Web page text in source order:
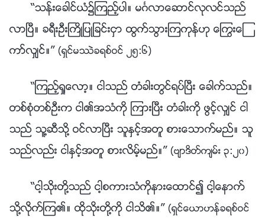
“သန္းေခါင္ယံ၌ၾကည့္ပါ။ မဂၤလာေဆာင္လုလင္သည္
လာၿပီ။ ခရီးဦးႀကိဳျပဳျခင္းငွာ ထြက္သြားၾကကုန္ဟု ေႂကြးေၾ
ကာ္လွ်င္။” (ရွင္မႆဲခရစ္ဝင္ ၂၅:၆)
“ၾကည့္ရႈေလာ့။ ငါသည္ တံခါးတြင္ရပ္ၿပီး ေခါက္သည္။
တစ္စုံတစ္ဦးက ငါ၏အသံကို ၾကားၿပီး တံခါးကို ဖြင့္လွ်င္ ငါ
သည္ သူ႔ဆီသို႔ ဝင္လာၿပီး သူႏွင့္အတူ စားေသာက္မည္။ သူ
သည္လည္း ငါႏွင့္အတူ စားလိမ့္မည္။” (ဗ်ာဒိတ္က်မ္း ၃:၂၀)
“ငါ့သိုးတို႔သည္ ငါ့စကားသံကိုနားေထာင္၍ ငါ့ေနာက္
သို႔လိုက္ၾက၏။ ထိုသိုးတို႔ကို ငါသိ၏။” (ရွင္ေယာဟန္ခရစ္ဝင္